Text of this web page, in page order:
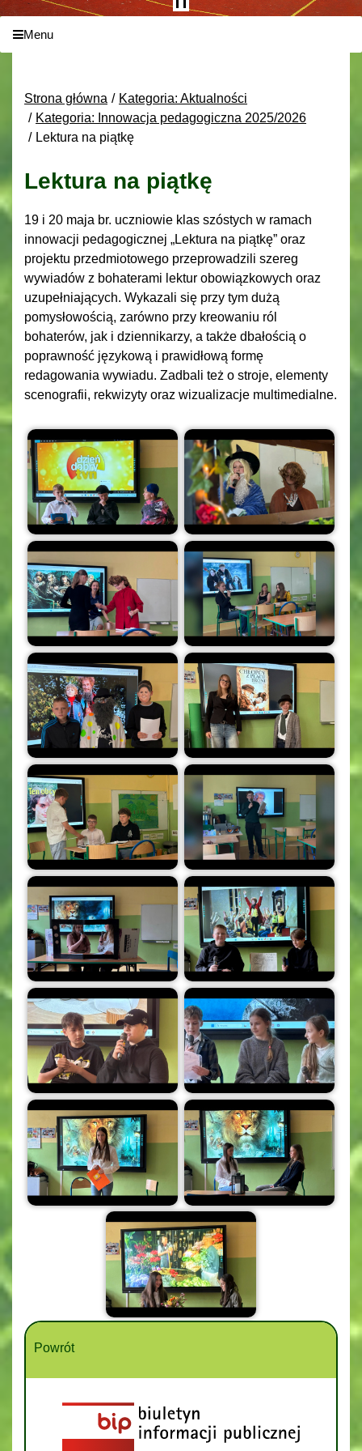
Menu
Strona główna
Kategoria: Aktualności
Kategoria: Innowacja pedagogiczna 2025/2026
Lektura na piątkę
Lektura na piątkę
19 i 20 maja br. uczniowie klas szóstych w ramach
innowacji pedagogicznej „Lektura na piątkę” oraz
projektu przedmiotowego przeprowadzili szereg
wywiadów z bohaterami lektur obowiązkowych oraz
uzupełniających. Wykazali się przy tym dużą
pomysłowością, zarówno przy kreowaniu ról
bohaterów, jak i dziennikarzy, a także dbałością o
poprawność językową i prawidłową formę
redagowania wywiadu. Zadbali też o stroje, elementy
scenografii, rekwizyty oraz wizualizacje multimedialne.
Powrót